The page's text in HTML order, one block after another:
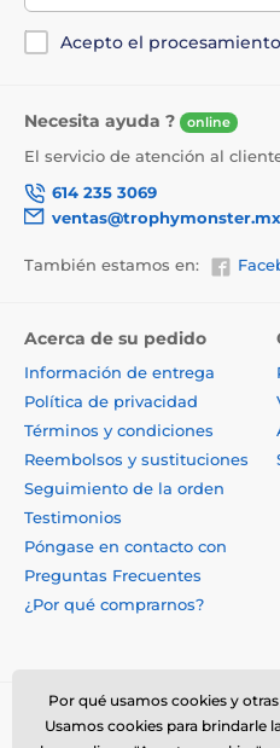
Acepto el
Necesita ayuda ? online
El servicio de atención al
614 235 3069
ventas@trophymonster.mx
También estamos en:
Acerca de su pedido
Información de entrega
Política de privacidad
Términos y condiciones
Reembolsos y sustituciones
Seguimiento de la orden
Testimonios
Póngase en contacto con
Preguntas Frecuentes
¿Por qué comprarnos?
Por qué usamos cookies y
Usamos cookies para brindarle